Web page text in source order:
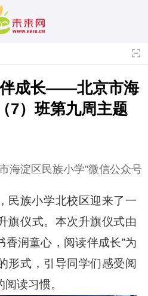
成长——北京市海
7）班第九周主题
海淀区民族小学”微信公众号
民族小学北校区迎来了一
旗仪式。本次升旗仪式由
香润童心，阅读伴成长”为
形式，引导同学们感受阅
读习惯。